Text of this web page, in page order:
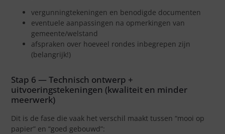
vergunningtekeningen en benodigde documenten
eventuele aanpassingen na opmerkingen van
gemeente/welstand
afspraken over hoeveel rondes inbegrepen zijn
(belangrijk!)
Stap 6 — Technisch ontwerp +
uitvoeringstekeningen (kwaliteit en minder
meerwerk)
Dit is de fase die vaak het verschil maakt tussen “mooi op
papier” en “goed gebouwd”: